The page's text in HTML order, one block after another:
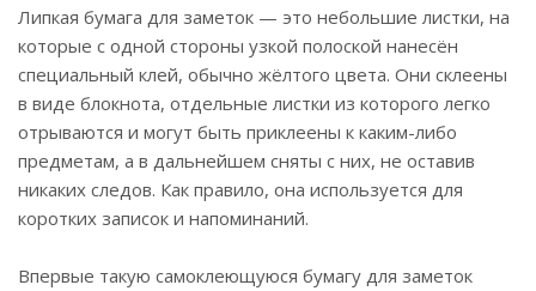
Липкая бумага для заметок — это небольшие листки, на
которые с одной стороны узкой полоской нанесён
специальный клей, обычно жёлтого цвета. Они склеены
в виде блокнота, отдельные листки из которого легко
отрываются и могут быть приклеены к каким-либо
предметам, а в дальнейшем сняты с них, не оставив
никаких следов. Как правило, она используется для
коротких записок и напоминаний.
Впервые такую самоклеющуюся бумагу для заметок